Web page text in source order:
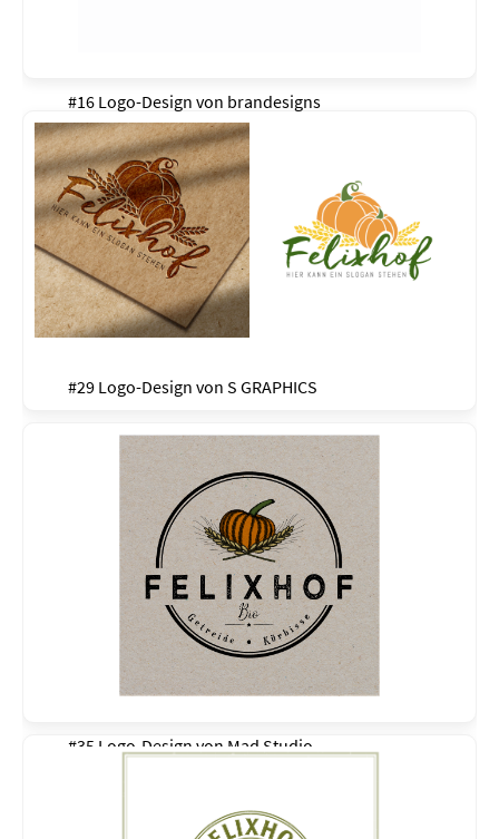
#16 Logo-Design von brandesigns
#29 Logo-Design von S GRAPHICS
#35 Logo-Design von Mad Studio